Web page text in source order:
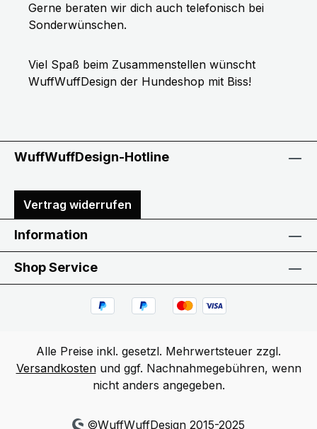
Gerne beraten wir dich auch telefonisch bei
Sonderwünschen.
Viel Spaß beim Zusammenstellen wünscht
WuffWuffDesign der Hundeshop mit Biss!
WuffWuffDesign-Hotline
Vertrag widerrufen
Information
Shop Service
Alle Preise inkl. gesetzl. Mehrwertsteuer zzgl.
Versandkostenund ggf. Nachnahmegebühren, wenn
nicht anders angegeben.
©WuffWuffDesign 2015-2025